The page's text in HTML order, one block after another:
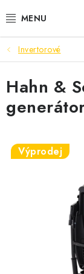
na
ZAHRADNÍ
STAVEBNÁ
KLIMATIZÁCIA
Invertorové
Hahn &
Výprodej